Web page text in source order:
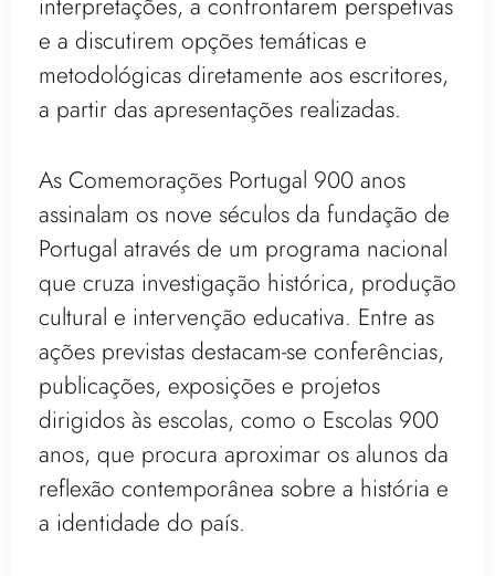
e a discutirem opções temáticas e
metodológicas diretamente aos escritores,
a partir das apresentações realizadas.
As Comemorações Portugal 900 anos
assinalam os nove séculos da fundação de
Portugal através de um programa nacional
que cruza investigação histórica, produção
cultural e intervenção educativa. Entre as
ações previstas destacam-se conferências,
publicações, exposições e projetos
dirigidos às escolas, como o Escolas 900
anos, que procura aproximar os alunos da
reflexão contemporânea sobre a história e
a identidade do país.